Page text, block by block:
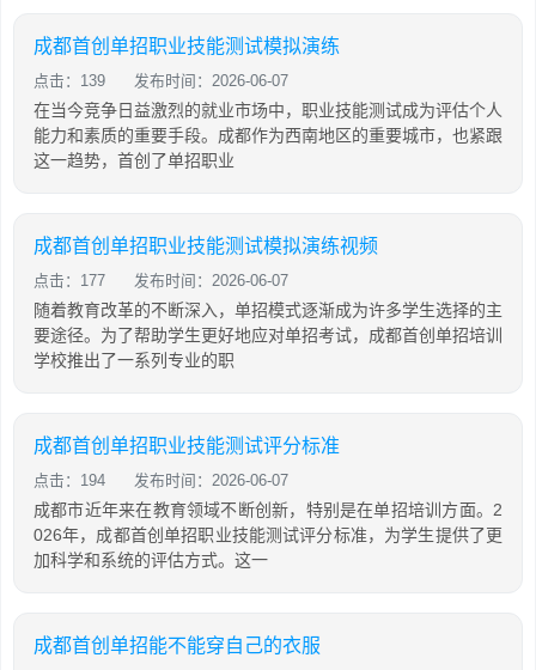
成都首创单招职业技能测试模拟演练
点击：139 发布时间：2026-06-07
在当今竞争日益激烈的就业市场中，职业技能测试成为评估个人
能力和素质的重要手段。成都作为西南地区的重要城市，也紧跟
这一趋势，首创了单招职业
成都首创单招职业技能测试模拟演练视频
点击：177 发布时间：2026-06-07
随着教育改革的不断深入，单招模式逐渐成为许多学生选择的主
要途径。为了帮助学生更好地应对单招考试，成都首创单招培训
学校推出了一系列专业的职
成都首创单招职业技能测试评分标准
点击：194 发布时间：2026-06-07
成都市近年来在教育领域不断创新，特别是在单招培训方面。2
026年，成都首创单招职业技能测试评分标准，为学生提供了更
加科学和系统的评估方式。这一
成都首创单招能不能穿自己的衣服